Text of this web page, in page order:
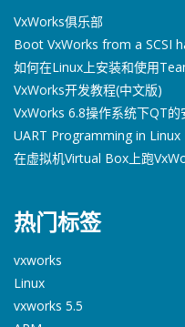
VxWorks俱乐部
Boot VxWorks from a SCSI
如何在Linux上安装和使用
VxWorks开发教程(中文版)
VxWorks 6.8操作系统下QT
UART Programming in Linux
在虚拟机Virtual Box上跑
热门标签
vxworks
Linux
vxworks 5.5